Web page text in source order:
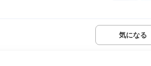
気になる